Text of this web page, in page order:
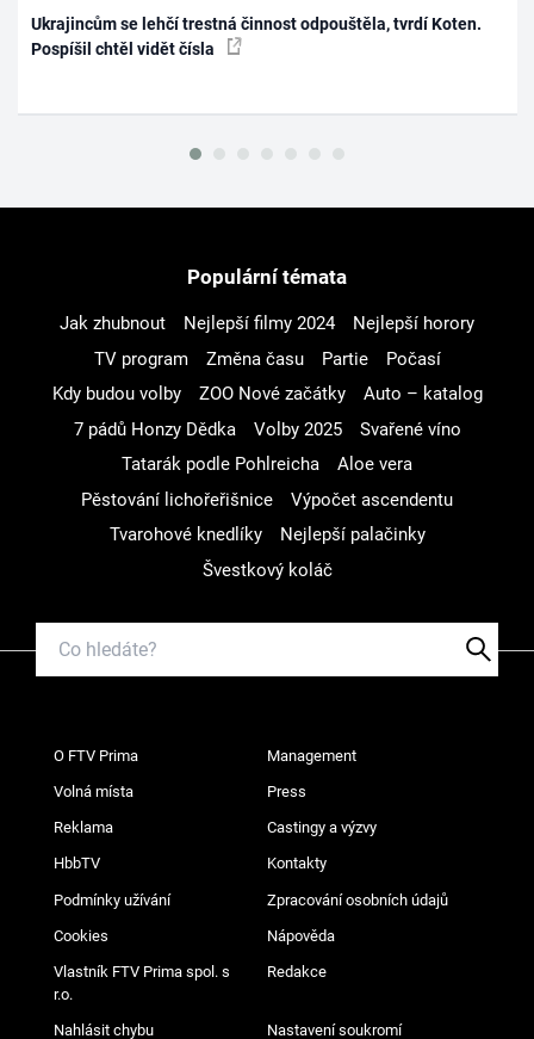
Ukrajincům se lehčí trestná činnost odpouštěla, tvrdí Koten.
Pospíšil chtěl vidět čísla
Populární témata
Jak zhubnout Nejlepší filmy 2024
Nejlepší horory
TV program
Změna času Partie
Počasí
Kdy budou volby
ZOO Nové začátky
Auto – katalog
7 pádů Honzy Dědka
Volby 2025
Svařené víno
Tatarák podle Pohlreicha
Aloe vera
Pěstování lichořeřišnice
Výpočet ascendentu
Tvarohové knedlíky
Nejlepší palačinky
Švestkový koláč
O FTV Prima Management
Volná místa Press
Reklama Castingy a výzvy
HbbTV Kontakty
Podmínky užívání Zpracování osobních údajů
Cookies Nápověda
Vlastník FTV Prima spol. s
r.o.
Redakce
Nahlásit chybu Nastavení soukromí